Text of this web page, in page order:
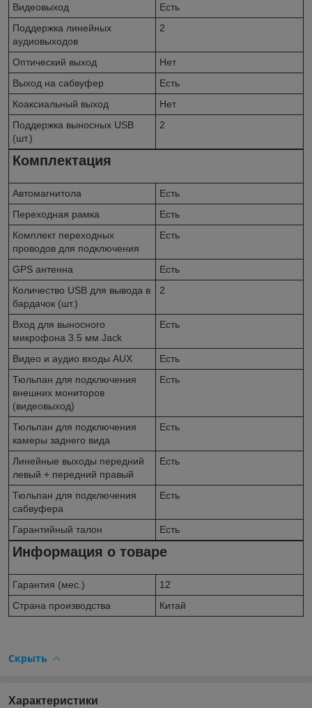
Видеовыход
Есть
Поддержка линейных
аудиовыходов
2
Оптический выход
Нет
Выход на сабвуфер
Есть
Коаксиальный выход
Нет
Поддержка выносных USB
(шт.)
2
Комплектация
Автомагнитола
Есть
Переходная рамка
Есть
Комплект переходных
проводов для подключения
Есть
GPS антенна
Есть
Количество USB для вывода в
бардачок (шт.)
2
Вход для выносного
микрофона 3.5 мм Jack
Есть
Видео и аудио входы AUX
Есть
Тюльпан для подключения
внешних мониторов
(видеовыход)
Есть
Тюльпан для подключения
камеры заднего вида
Есть
Линейные выходы передний
левый + передний правый
Есть
Тюльпан для подключения
сабвуфера
Есть
Гарантийный талон Есть
Информация о товаре
Гарантия (мес.)
12
Страна производства
Китай
Скрыть
Характеристики